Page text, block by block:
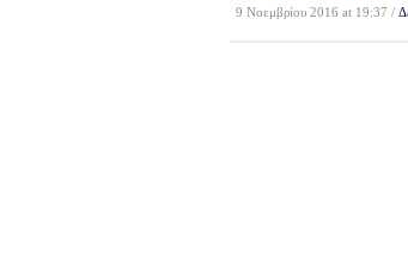
9 Νοεμβρίου 2016 at 19:37 /